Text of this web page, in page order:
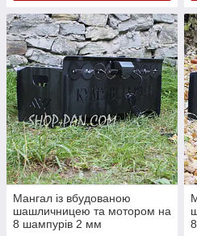
Мангал із вбудованою
шашличницею та мотором на
8 шампурів 2 мм